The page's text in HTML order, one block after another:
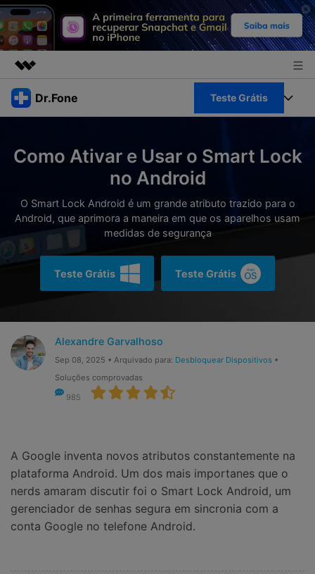
Produtos em destaque
Visão geral
Sobre nós
Sala de imprensa
Loja
Dr.Fone Teste Grátis
Veja Toolkit Completo >
Para PC
Para Celular
Ver Todos Os Aplicativos
Guia & Suporte
Ações rápidas
Recursos
Transferir Dados
Gerenciador de dados
Reparar Celular
Proteção do celular
Como Ativar e Usar o Smart Lock
no Android
O Smart Lock Android é um grande atributo trazido para o
Android, que aprimora a maneira em que os aparelhos usam
medidas de segurança
Teste Grátis Teste Grátis
Alexandre Garvalhoso
Sep 08, 2025 • Arquivado para: Desbloquear Dispositivos•
Soluções comprovadas
985
A Google inventa novos atributos constantemente na
plataforma Android. Um dos mais importanes que o
nerds amaram discutir foi o Smart Lock Android, um
gerenciador de senhas segura em sincronia com a
conta Google no telefone Android.